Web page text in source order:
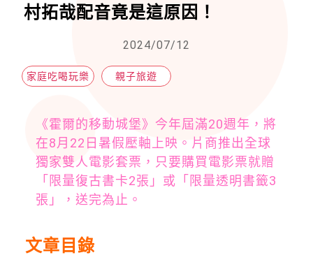
村拓哉配音竟是這原因！
2024/07/12
家庭吃喝玩樂 親子旅遊
《霍爾的移動城堡》今年屆滿20週年，將
在8月22日暑假壓軸上映。片商推出全球
獨家雙人電影套票，只要購買電影票就贈
「限量復古書卡2張」或「限量透明書籤3
張」，送完為止。
文章目錄